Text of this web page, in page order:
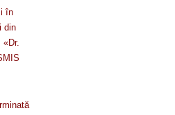
în
din
«Dr.